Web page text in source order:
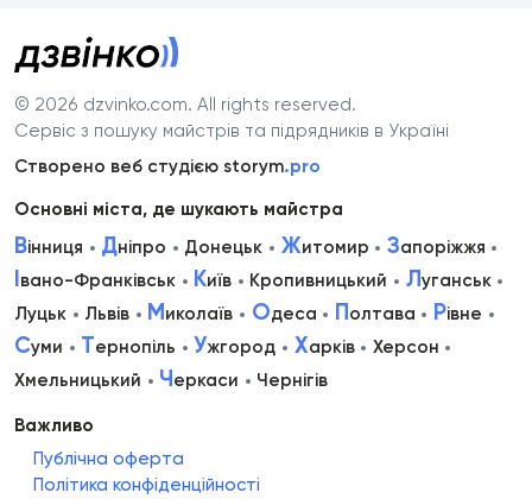
© 2026 dzvinko.com. All rights reserved.
Сервіс з пошуку майстрів та підрядників в Україні
Створено веб студією storym.pro
Основні міста, де шукають майстра
Вінниця Дніпро Донецьк Житомир Запоріжжя
Івано-Франківськ Київ Кропивницький Луганськ
Луцьк
Львів Миколаїв Одеса Полтава Рівне
Суми Тернопіль Ужгород Харків
Херсон
Хмельницький
Черкаси Чернігів
Важливо
Публічна оферта
Політика конфіденційності